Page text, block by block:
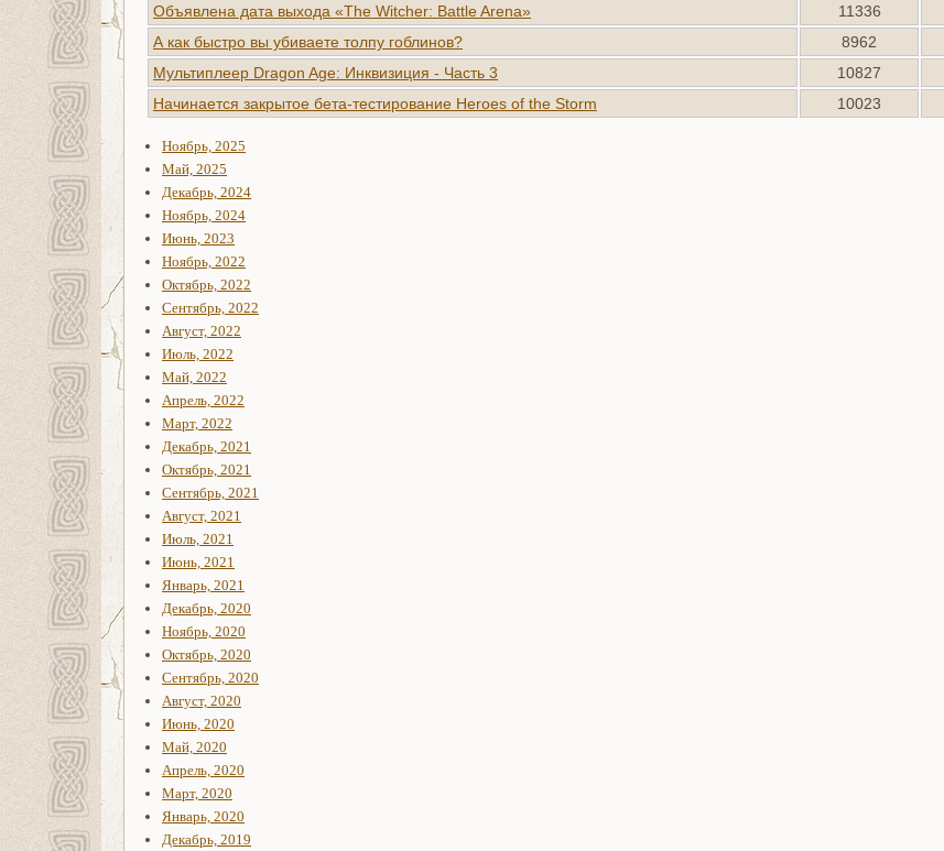
Объявлена дата выхода «The Witcher: Battle Arena»
11336
А как быстро вы убиваете толпу гоблинов?
8962
Мультиплеер Dragon Age: Инквизиция - Часть 3
10827
Начинается закрытое бета-тестирование Heroes of the Storm
10023
Ноябрь, 2025
Май, 2025
Декабрь, 2024
Ноябрь, 2024
Июнь, 2023
Ноябрь, 2022
Октябрь, 2022
Сентябрь, 2022
Август, 2022
Июль, 2022
Май, 2022
Апрель, 2022
Март, 2022
Декабрь, 2021
Октябрь, 2021
Сентябрь, 2021
Август, 2021
Июль, 2021
Июнь, 2021
Январь, 2021
Декабрь, 2020
Ноябрь, 2020
Октябрь, 2020
Сентябрь, 2020
Август, 2020
Июнь, 2020
Май, 2020
Апрель, 2020
Март, 2020
Январь, 2020
Декабрь, 2019